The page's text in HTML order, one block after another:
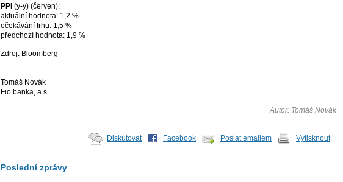
PPI (y-y) (červen):
aktuální hodnota: 1,2 %
očekávání trhu: 1,5 %
předchozí hodnota: 1,9 %
Zdroj: Bloomberg
Tomáš Novák
Fio banka, a.s.
Autor: Tomáš Novák
Diskutovat Facebook Poslat emailem Vytisknout
Poslední zprávy